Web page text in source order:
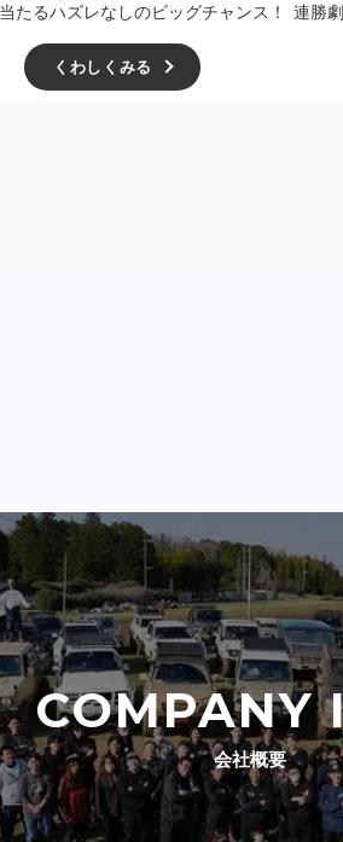
たるハズレなしのビッグチャンス！
くわしくみる
連勝
COMPANY
会社概要